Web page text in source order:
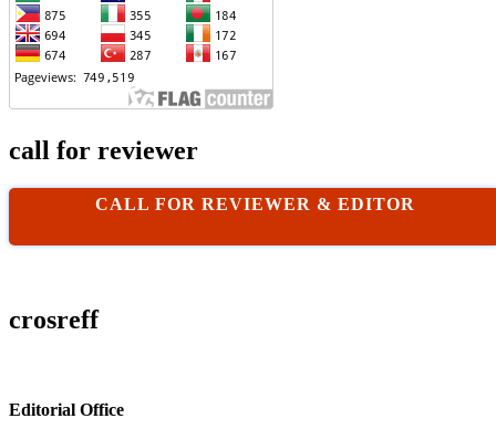
call for reviewer
CALL FOR REVIEWER & EDITOR
crosreff
Editorial Office